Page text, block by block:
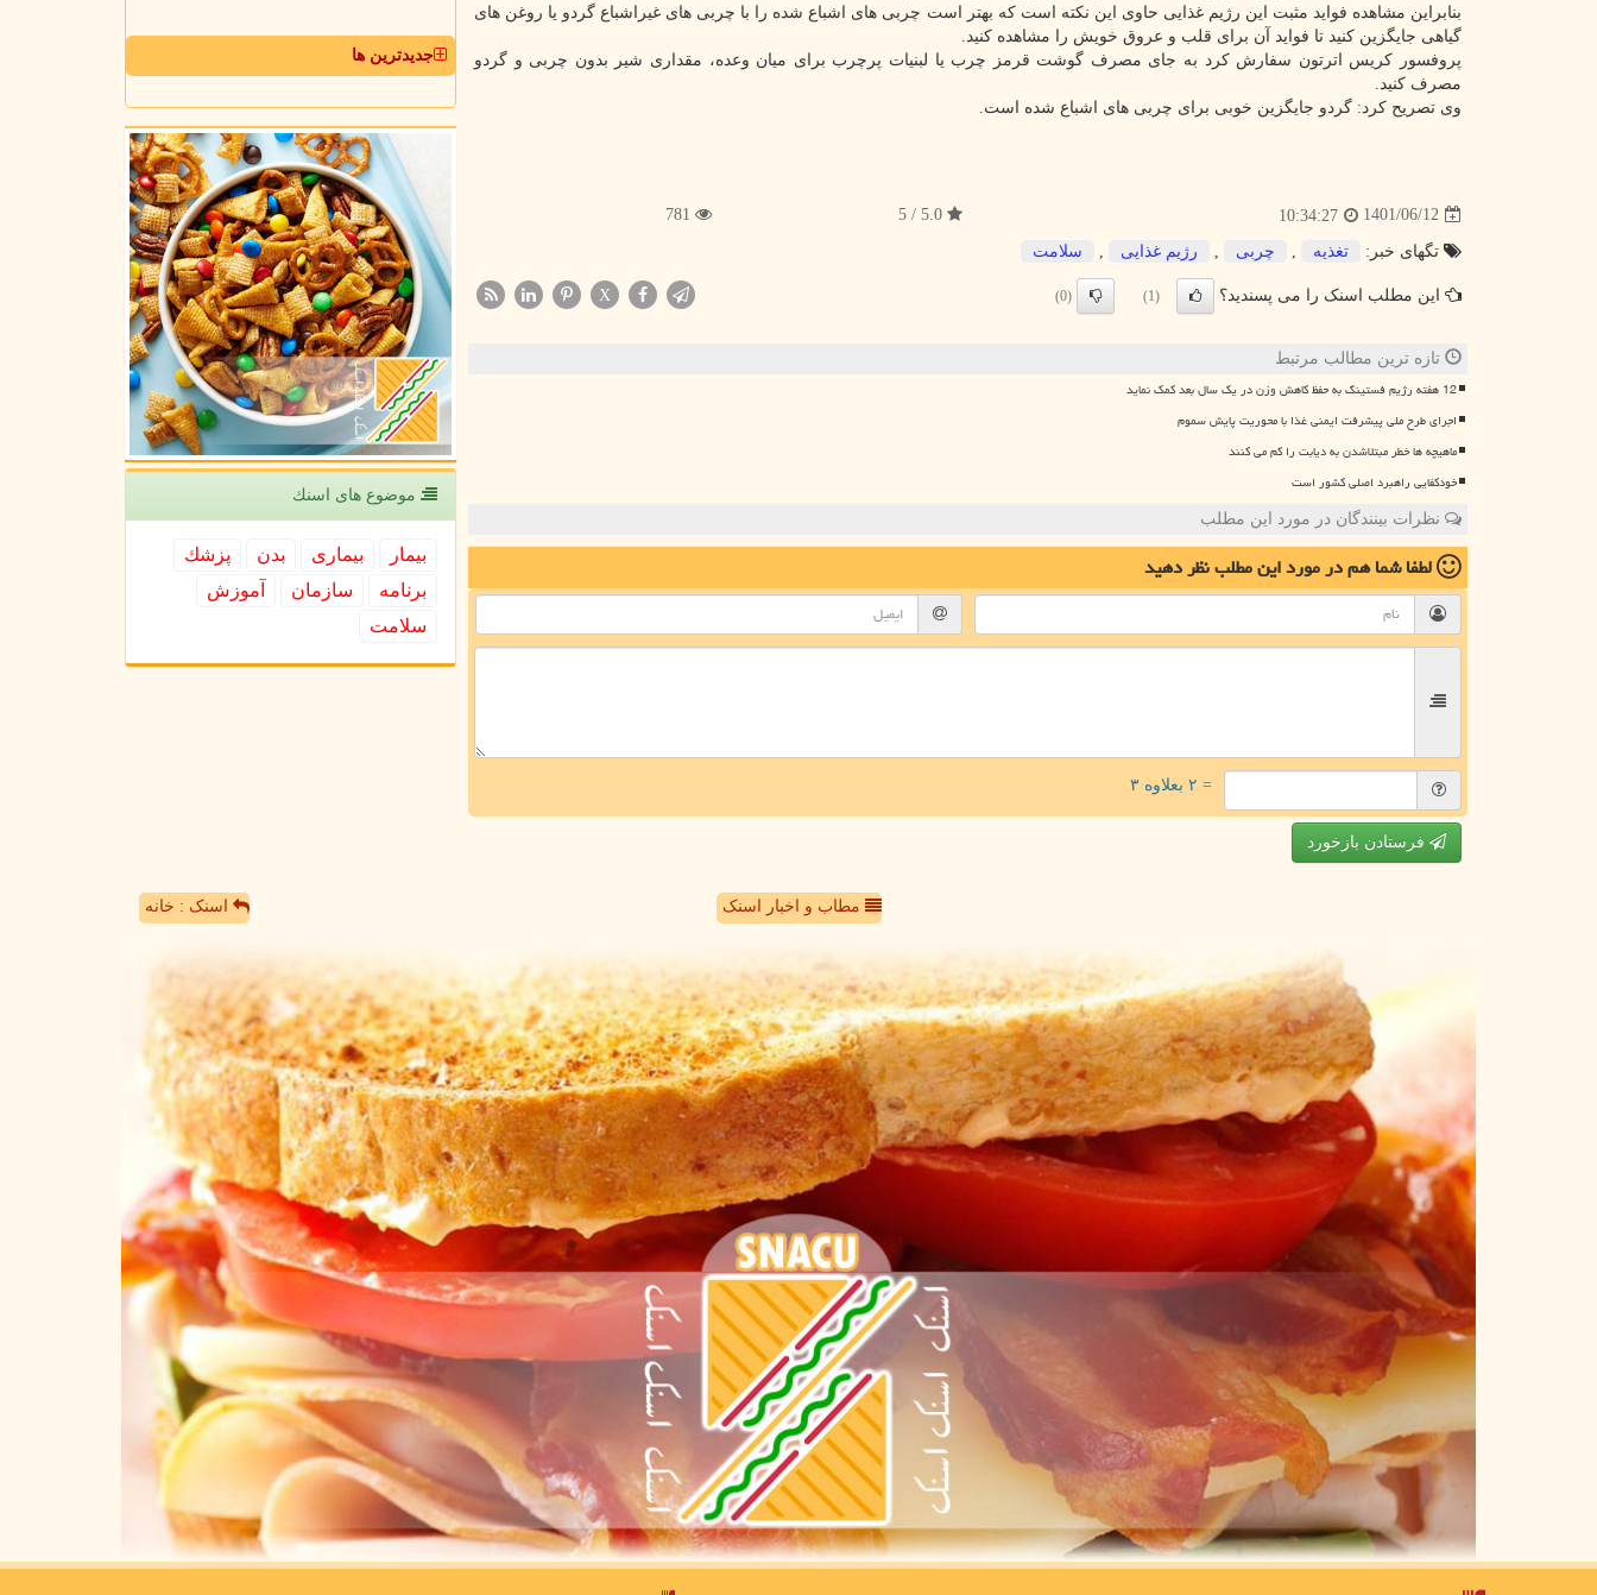
بنابراین مشاهده فواید مثبت این رژیم غذایی حاوی این نکته است که بهتر است چربی های اشباع شده را با چربی های غیراشباع گردو یا روغن های
گیاهی جایگزین کنید تا فواید آن برای قلب و عروق خویش را مشاهده کنید.
پروفسور کریس اترتون سفارش کرد به جای مصرف گوشت قرمز چرب یا لبنیات پرچرب برای میان وعده، مقداری شیر بدون چربی و گردو
مصرف کنید.
وی تصریح کرد: گردو جایگزین خوبی برای چربی های اشباع شده است.
1401/06/12
10:34:27
5.0 / 5
781
تگهای خبر: تغذیه چربی رژیم غذایی سلامت
این مطلب اسنک را می پسندید؟ (1)
(0)
X
تازه ترین مطالب مرتبط
12 هفته رژیم فستینگ به حفظ کاهش وزن در یک سال بعد کمک نماید
اجرای طرح ملی پیشرفت ایمنی غذا با محوریت پایش سموم
ماهیچه ها خطر مبتلاشدن به دیابت را کم می کنند
خودکفایی راهبرد اصلی کشور است
نظرات بینندگان در مورد این مطلب
لطفا شما همدر مورد این مطلبنظر دهید
= ۲ بعلاوه ۳
فرستادن بازخورد
جدیدترین ها
موضوع های اسنك
بیمار بیماری بدن
پزشك
برنامه
سازمان
آموزش
سلامت
مطاب و اخبار اسنک اسنک : خانه